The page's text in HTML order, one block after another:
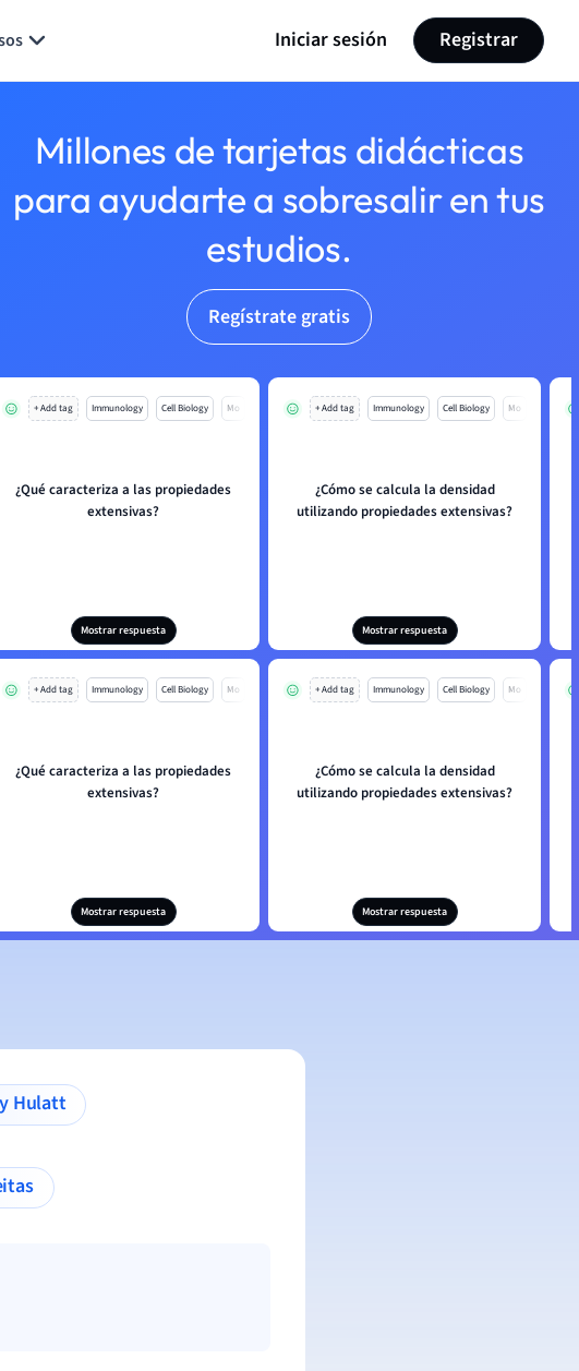
Iniciar sesión Registrar
Millones de tarjetas didácticas
para ayudarte a sobresalir en tus
estudios.
Regístrate gratis
+ Add tag Immunology Cell Biology Mo
¿Qué caracteriza a las propiedades
extensivas?
Mostrar respuesta
+ Add tag Immunology Cell Biology Mo
¿Cómo se calcula la densidad
utilizando propiedades extensivas?
Mostrar respuesta
+ Add tag Immunology Cell Biology Mo
¿Qué caracteriza a las propiedades
extensivas?
Mostrar respuesta
+ Add tag Immunology Cell Biology Mo
¿Cómo se calcula la densidad
utilizando propiedades extensivas?
Mostrar respuesta
Lily Hulatt